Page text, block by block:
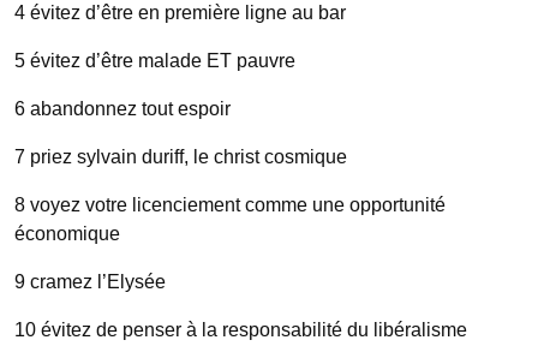
4 évitez d’être en première ligne au bar
5 évitez d’être malade ET pauvre
6 abandonnez tout espoir
7 priez sylvain duriff, le christ cosmique
8 voyez votre licenciement comme une opportunité
économique
9 cramez l’Elysée
10 évitez de penser à la responsabilité du libéralisme